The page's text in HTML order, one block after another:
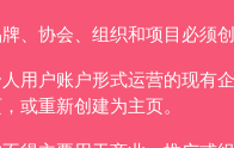
、协会、组织和项目必须
用户账户形式运营的现有
或重新创建为主页。